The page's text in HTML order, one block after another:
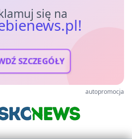
się na
SZCZEGÓŁY
autopromocja